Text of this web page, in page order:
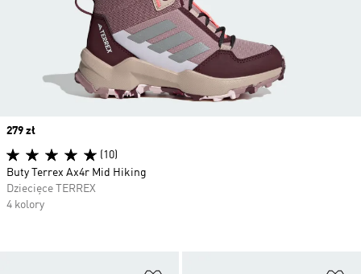
Price
279 zł
(10)
Buty Terrex Ax4r Mid Hiking
Dziecięce TERREX
4 kolory